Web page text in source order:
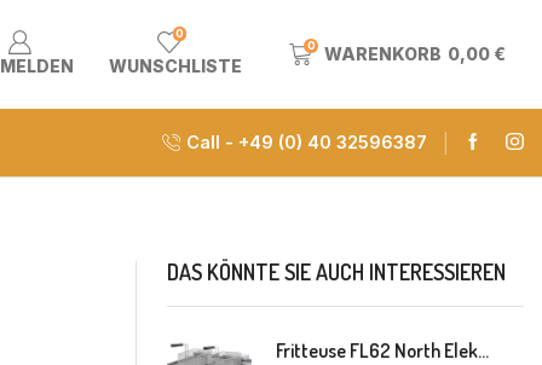
0
WUNSCHLISTE
0 WARENKORB 0,00 €
Call - +49 (0) 40 32596387
DAS KÖNNTE SIE AUCH INTERESSIEREN
Fritteuse FL62 North Elektro 2 X 8-10L 60 X 60 X 30(38) Cm